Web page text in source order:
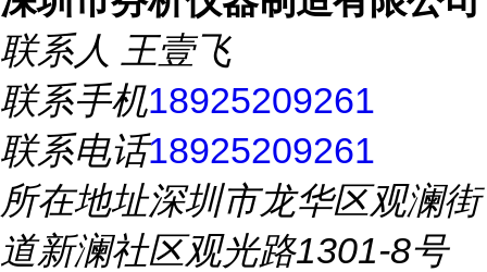
联系人 王壹飞
联系手机18925209261
联系电话18925209261
所在地址深圳市龙华区观澜街
道新澜社区观光路1301-8号